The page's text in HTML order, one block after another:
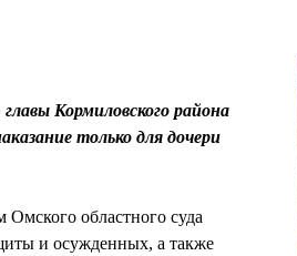
Кормиловского района
только для дочери
Омского областного суда
и осужденных, а также